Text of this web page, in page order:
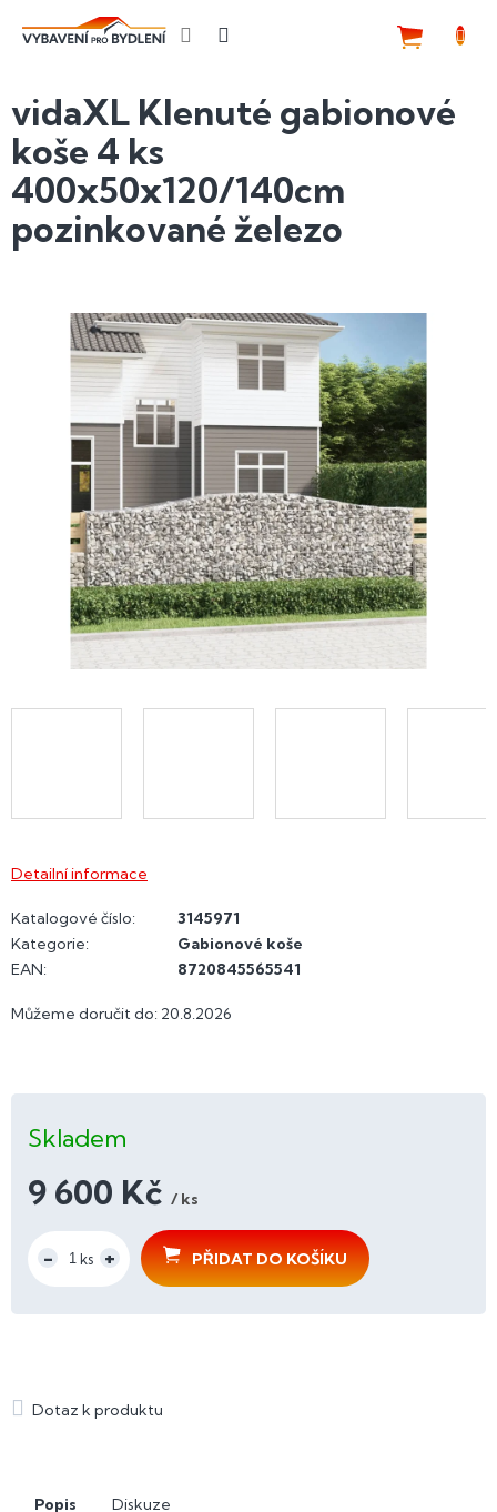
vidaXL Klenuté gabionové
koše 4 ks
400x50x120/140cm
pozinkované železo
Můžeme doručit do: 20.8.2026
Skladem
9 600 Kč / ks
cena:
PŘIDAT DO KOŠÍKU
Detailní informace
Katalogové číslo:
3145971
Kategorie:
Gabionové koše
EAN: 8720845565541
Popis Diskuze